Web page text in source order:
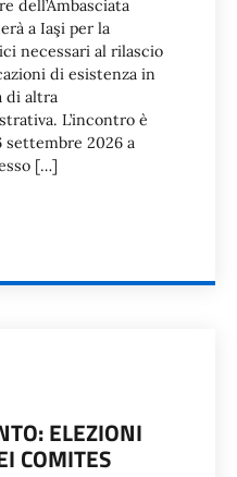
dell’Ambasciata
a Iaşi per la
necessari al rilascio
di esistenza in
di altra
L’incontro è
settembre 2026 a
[…]
ELEZIONI
COMITES